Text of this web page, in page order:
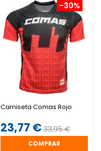
-30%
Camiseta Comas Rojo
23,77 €33,95 €
COMPRAR